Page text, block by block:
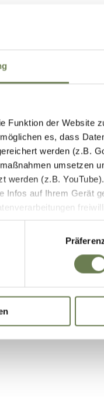
Funktion der Website
es, dass
werden (z.B.
umsetzen
werden (z.B.
Infos auf Ihrem Gerät
begrenzt auch
1 lit. a) DSGVO),
vorliegt. In den USA
dabei weder
Spiegel